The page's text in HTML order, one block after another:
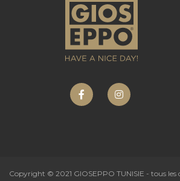
Copyright © 2021 GIOSEPPO TUNISIE - tous les